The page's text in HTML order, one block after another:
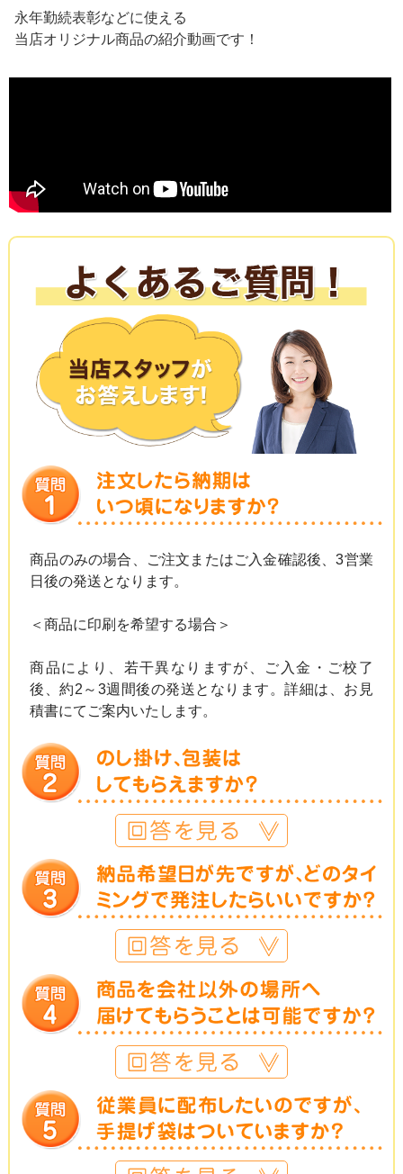
永年勤続表彰などに使える
当店オリジナル商品の紹介動画です！
商品のみの場合、ご注文またはご入金確認後、3営業
日後の発送となります。
＜商品に印刷を希望する場合＞
商品により、若干異なりますが、ご入金・ご校了
後、約2～3週間後の発送となります。詳細は、お見
積書にてご案内いたします。